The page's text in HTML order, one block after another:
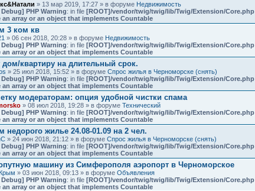
» 13 мар 2019, 17:27 » в форуме Недвижимость
PHP Warning: in file [ROOT]/vendor/twig/twig/lib/Twig/Extension/Core.php
an array or an object that implements Countable
3 ком кв
» 06 сен 2018, 20:28 » в форуме Недвижимость
PHP Warning: in file [ROOT]/vendor/twig/twig/lib/Twig/Extension/Core.php
an array or an object that implements Countable
квартиру на длительный срок.
» 25 июл 2018, 15:52 » в форуме Спрос жилья в Черноморске (снять)
PHP Warning: in file [ROOT]/vendor/twig/twig/lib/Twig/Extension/Core.php
an array or an object that implements Countable
модераторам: опция удобной чистки спама
» 08 июл 2018, 19:28 » в форуме Технический
PHP Warning: in file [ROOT]/vendor/twig/twig/lib/Twig/Extension/Core.php
an array or an object that implements Countable
недорого жилье 24.08-01.09 на 2 чел.
» 24 июн 2018, 21:12 » в форуме Спрос жилья в Черноморске (снять)
PHP Warning: in file [ROOT]/vendor/twig/twig/lib/Twig/Extension/Core.php
an array or an object that implements Countable
машину из Симферополя аэропорт в Черноморское
» 03 июн 2018, 09:13 » в форуме Объявления
PHP Warning: in file [ROOT]/vendor/twig/twig/lib/Twig/Extension/Core.php
an array or an object that implements Countable